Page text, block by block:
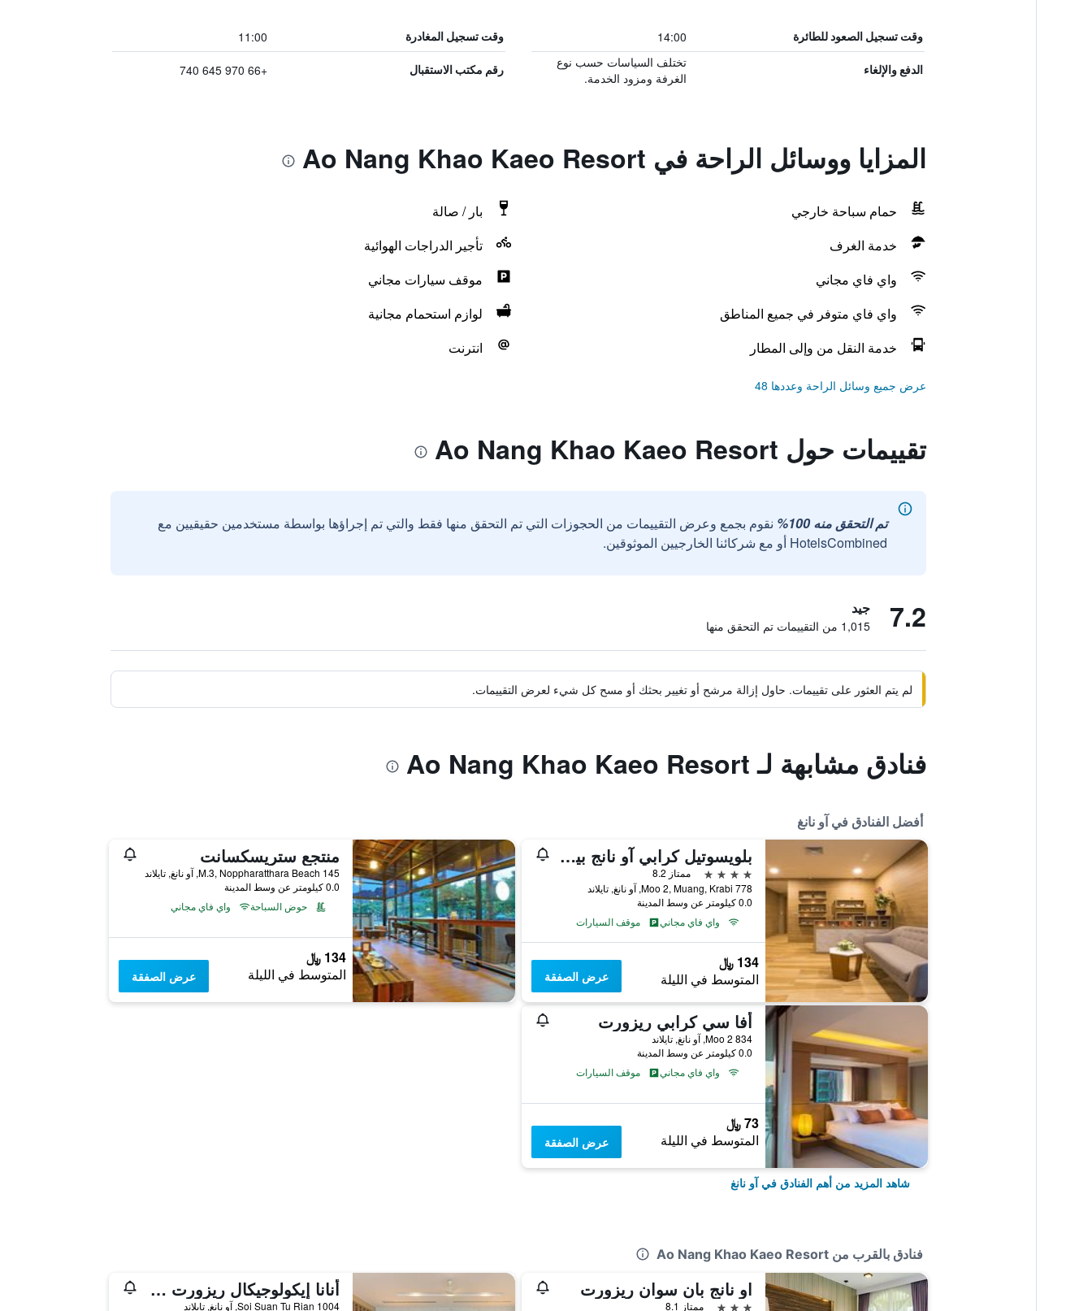
وقت تسجيل الصعود للطائرة 14:00 وقت تسجيل المغادرة 11:00
الدفع والإلغاء
تختلف السياسات حسب نوع
الغرفة ومزود الخدمة.
رقم مكتب الاستقبال +66 970 645 740
المزايا ووسائل الراحة في Ao Nang Khao Kaeo Resort
حمام سباحة خارجي
بار / صالة
خدمة الغرف
تأجير الدراجات الهوائية
واي فاي مجاني
موقف سيارات مجاني
واي فاي متوفر في جميع المناطق
لوازم استحمام مجانية
خدمة النقل من وإلى المطار
انترنت
عرض جميع وسائل الراحة وعددها 48
تقييمات حول Ao Nang Khao Kaeo Resort
تم التحقق منه 100%
نقوم بجمع وعرض التقييمات من الحجوزات التي تم التحقق منها فقط والتي تم إجراؤها بواسطة مستخدمين حقيقيين مع
HotelsCombined أو مع شركائنا الخارجيين الموثوقين.
7.2 جيد
1,015 من التقييمات تم التحقق منها
لم يتم العثور على تقييمات. حاول إزالة مرشح أو تغيير بحثك أو مسح كل شيء لعرض التقييمات.
فنادق مشابهة لـ Ao Nang Khao Kaeo Resort
أفضل الفنادق في آو نانغ
بلويسوتيل كرابي آو نانج بيتش
4 نجوم
ممتاز 8.2
778 Moo 2, Muang, Krabi, آو نانغ, تايلاند
0.0 كيلومتر عن وسط المدينة
واي فاي مجاني
موقف السيارات
134 ﷼
المتوسط في الليلة عرض الصفقة
منتجع ستريسكسانت
145 M.3, Noppharatthara Beach, آو نانغ, تايلاند
0.0 كيلومتر عن وسط المدينة
حوض السباحة
واي فاي مجاني
134 ﷼
المتوسط في الليلة عرض الصفقة
أفا سي كرابي ريزورت
834 Moo 2, آو نانغ, تايلاند
0.0 كيلومتر عن وسط المدينة
واي فاي مجاني
موقف السيارات
73 ﷼
المتوسط في الليلة عرض الصفقة
شاهد المزيد من أهم الفنادق في آو نانغ
فنادق بالقرب من Ao Nang Khao Kaeo Resort
او نانج بان سوان ريزورت
3 نجوم ممتاز 8.1
أنانا إيكولوجيكال ريزورت كرابي
1004 Soi Suan Tu Rian, آو نانغ, تايلاند